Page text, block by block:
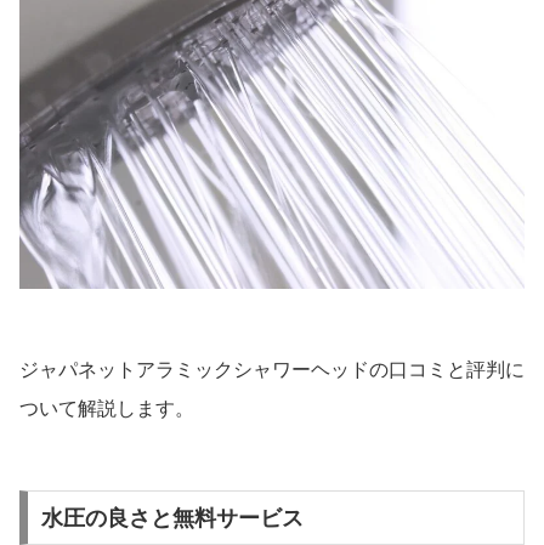
ジャパネットアラミックシャワーヘッドの口コミと評判に
ついて解説します。
水圧の良さと無料サービス